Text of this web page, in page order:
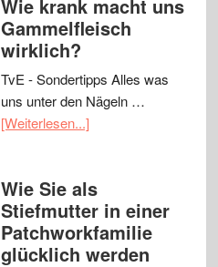
Wie krank macht uns
Gammelfleisch
wirklich?
TvE - Sondertipps Alles was
uns unter den Nägeln …
[Weiterlesen...]
Wie Sie als
Stiefmutter in einer
Patchworkfamilie
glücklich werden